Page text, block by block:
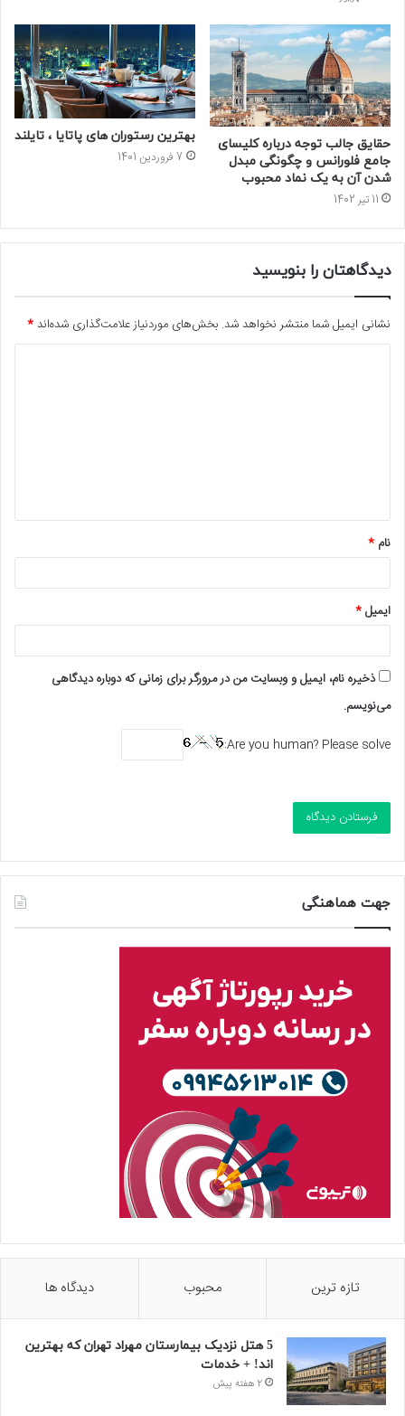
حقایق جالب توجه درباره کلیسای
جامع فلورانس و چگونگی مبدل
شدن آن به یک نماد محبوب
11 تیر 1402
بهترین رستوران های پاتایا ، تایلند
7 فروردین 1401
دیدگاهتان را بنویسید
نشانی ایمیل شما منتشر نخواهد شد. بخش‌های موردنیاز علامت‌گذاری شده‌اند*
*
نام *
ایمیل*
ذخیره نام، ایمیل و وبسایت من در مرورگر برای زمانی که دوباره دیدگاهی
می‌نویسم.
Are you human? Please solve:
جهت هماهنگی
تازه ترین محبوب دیدگاه ها
5 هتل نزدیک بیمارستان مهراد تهران که بهترین‌
اند! + خدمات
2 هفته پیش